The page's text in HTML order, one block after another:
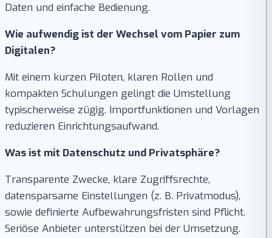
Daten und einfache Bedienung.
Wie aufwendig ist der Wechsel vom Papier zum
Digitalen?
Mit einem kurzen Piloten, klaren Rollen und
kompakten Schulungen gelingt die Umstellung
typischerweise zügig. Importfunktionen und Vorlagen
reduzieren Einrichtungsaufwand.
Was ist mit Datenschutz und Privatsphäre?
Transparente Zwecke, klare Zugriffsrechte,
datensparsame Einstellungen (z. B. Privatmodus),
sowie definierte Aufbewahrungsfristen sind Pflicht.
Seriöse Anbieter unterstützen bei der Umsetzung.